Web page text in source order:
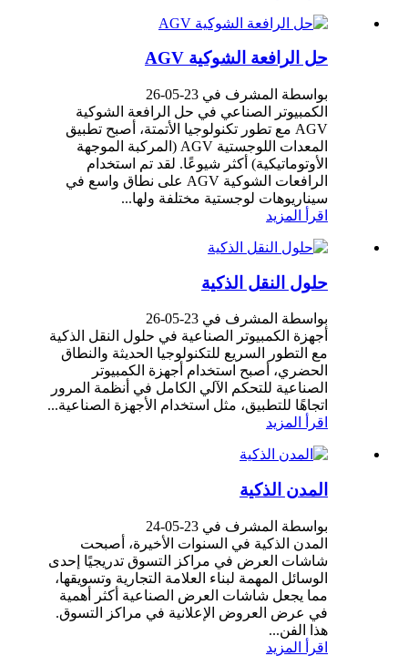
حل الرافعة الشوكية AGV
بواسطة المشرف في 23-05-26
الكمبيوتر الصناعي في حل الرافعة الشوكية
AGV مع تطور تكنولوجيا الأتمتة، أصبح تطبيق
المعدات اللوجستية AGV (المركبة الموجهة
الأوتوماتيكية) أكثر شيوعًا. لقد تم استخدام
الرافعات الشوكية AGV على نطاق واسع في
سيناريوهات لوجستية مختلفة ولها...
اقرأ المزيد
حلول النقل الذكية
بواسطة المشرف في 23-05-26
أجهزة الكمبيوتر الصناعية في حلول النقل الذكية
مع التطور السريع للتكنولوجيا الحديثة والنطاق
الحضري، أصبح استخدام أجهزة الكمبيوتر
الصناعية للتحكم الآلي الكامل في أنظمة المرور
اتجاهًا للتطبيق، مثل استخدام الأجهزة الصناعية...
اقرأ المزيد
المدن الذكية
بواسطة المشرف في 23-05-24
المدن الذكية في السنوات الأخيرة، أصبحت
شاشات العرض في مراكز التسوق تدريجيًا إحدى
الوسائل المهمة لبناء العلامة التجارية وتسويقها،
مما يجعل شاشات العرض الصناعية أكثر أهمية
في عرض العروض الإعلانية في مراكز التسوق.
هذا الفن...
اقرأ المزيد